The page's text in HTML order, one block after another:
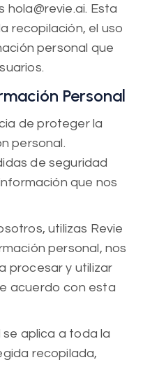
Esta
recopilación, el uso
personal que
Personal
de proteger la
personal.
de seguridad
que nos
utilizas Revie
personal, nos
procesar y utilizar
acuerdo con esta
aplica a toda la
recopilada,